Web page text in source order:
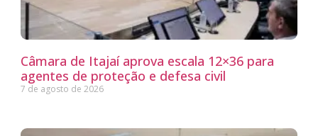
Câmara de Itajaí aprova escala 12×36 para
agentes de proteção e defesa civil
7 de agosto de 2026